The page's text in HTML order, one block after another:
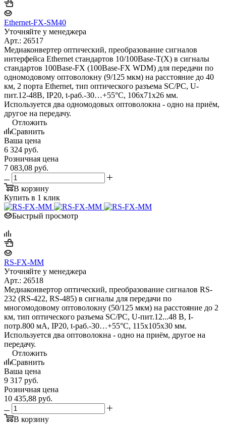
Ethernet-FX-SM40
Уточняйте у менеджера
Арт.: 26517
Медиаконвертер оптический, преобразование сигналов
интерфейса Ethernet стандартов 10/100Base-T(X) в сигналы
стандартов 100Base-FX (100Base-FX WDM) для передачи по
одномодовому оптоволокну (9/125 мкм) на расстояние до 40
км, 2 порта Ethernet, тип оптического разъема SC/PC, U-
пит.12-48В, IP20, t-раб.-30…+55°С, 106x71x26 мм.
Используется два одномодовых оптоволокна - одно на приём,
другое на передачу.
Отложить
Сравнить
Ваша цена
6 324 руб.
Розничная цена
7 083,08 руб.
В корзину
Купить в 1 клик
Быстрый просмотр
RS-FX-MM
Уточняйте у менеджера
Арт.: 26518
Медиаконвертор оптический, преобразование сигналов RS-
232 (RS-422, RS-485) в сигналы для передачи по
многомодовому оптоволокну (50/125 мкм) на расстояние до 2
км, тип оптического разъема SC/PC, U-пит.12...48 В, I-
потр.800 мА, IP20, t-раб.-30…+55°С, 115x105x30 мм.
Используется два оптоволокна - одно на приём, другое на
передачу.
Отложить
Сравнить
Ваша цена
9 317 руб.
Розничная цена
10 435,88 руб.
В корзину